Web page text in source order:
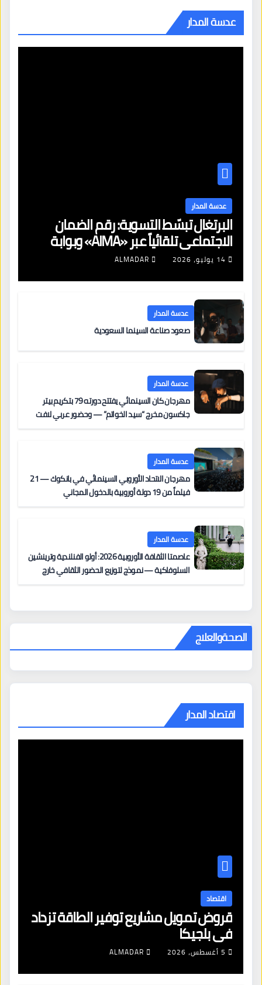
عدسة المدار
عدسة المدار
البرتغال تبسّط التسوية: رقم الضمان
الاجتماعي تلقائياً عبر «AIMA» وبوابة
جديدة لتجديد الإقامات
14 يوليو، 2026 ALMADAR
عدسة المدار
صعود صناعة السينما السعودية
عدسة المدار
مهرجان كان السينمائي يفتتح دورته 79 بتكريم بيتر
جاكسون مخرج “سيد الخواتم” — وحضور عربي لافت
عدسة المدار
مهرجان الاتحاد الأوروبي السينمائي في بانكوك — 21
فيلماً من 19 دولة أوروبية بالدخول المجاني
عدسة المدار
عاصمتا الثقافة الأوروبية 2026: أولو الفنلندية وترينشين
السلوفاكية — نموذج لتوزيع الحضور الثقافي خارج
الصحةوالعلاج
اقتصاد المدار
اقتصاد
قروض تمويل مشاريع توفير الطاقة تزداد
في بلجيكا
5 أغسطس، 2026 ALMADAR